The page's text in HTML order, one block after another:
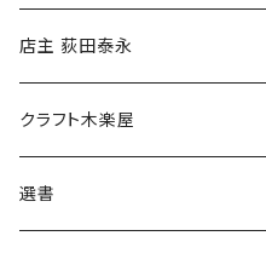
傘
食料品
その他
店主 荻田泰永
書籍
ウェア
クラフト木楽屋
選書